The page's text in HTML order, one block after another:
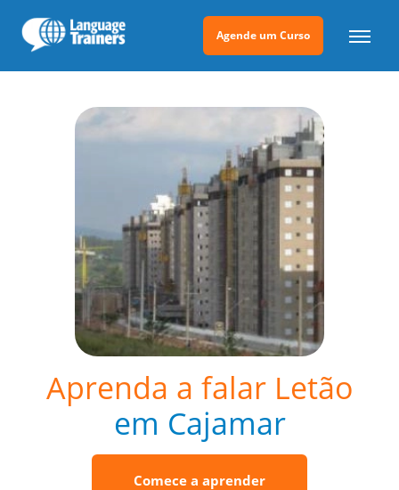
Agende um Curso
Aprenda a falar Letão
em Cajamar
Comece a aprender